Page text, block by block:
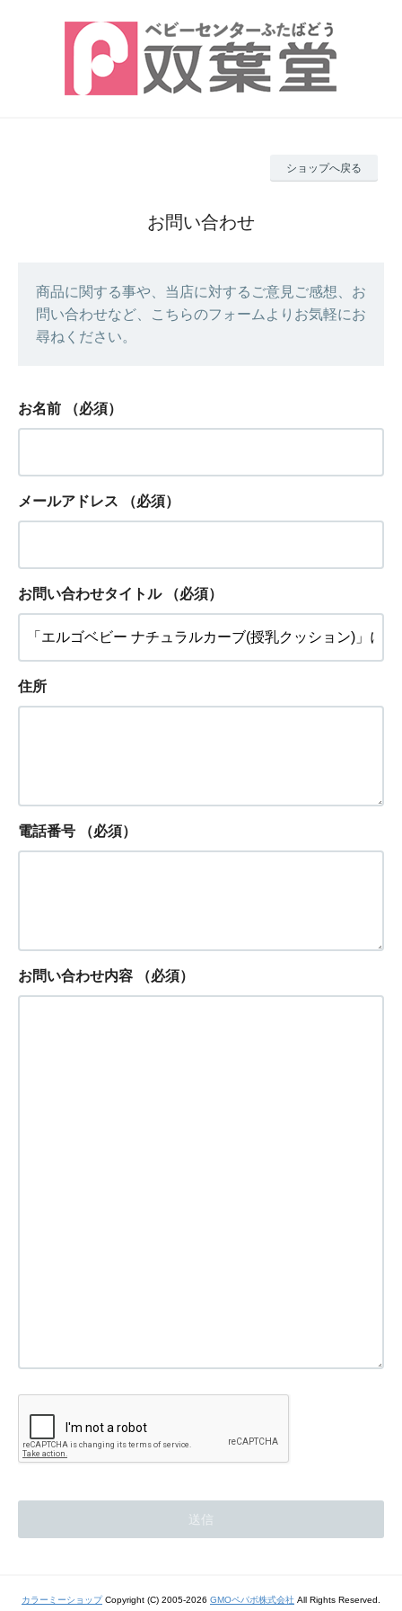
ショップへ戻る
お問い合わせ
商品に関する事や、当店に対するご意見ご感想、お
問い合わせなど、こちらのフォームよりお気軽にお
尋ねください。
お名前 （必須）
メールアドレス （必須）
お問い合わせタイトル （必須）
住所
電話番号 （必須）
お問い合わせ内容 （必須）
カラーミーショップCopyright (C) 2005-2026 GMOペパボ株式会社 All Rights Reserved.